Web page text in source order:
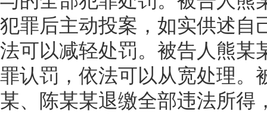
犯罪后主动投案，如实供述自
法可以减轻处罚。被告人熊某
罪认罚，依法可以从宽处理。
某、陈某某退缴全部违法所得